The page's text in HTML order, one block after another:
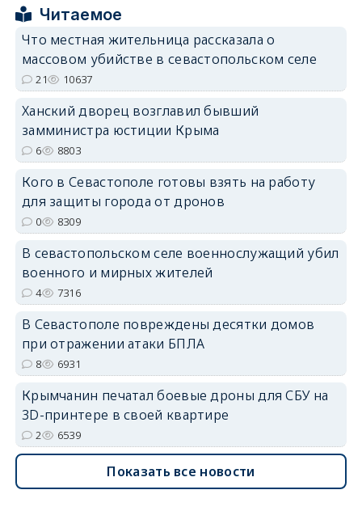
Читаемое
Что местная жительница рассказала о
массовом убийстве в севастопольском селе
21 10637
Ханский дворец возглавил бывший
замминистра юстиции Крыма
6 8803
Кого в Севастополе готовы взять на работу
для защиты города от дронов
0 8309
В севастопольском селе военнослужащий убил
военного и мирных жителей
4 7316
В Севастополе повреждены десятки домов
при отражении атаки БПЛА
8 6931
Крымчанин печатал боевые дроны для СБУ на
3D-принтере в своей квартире
2 6539
Показать все новости